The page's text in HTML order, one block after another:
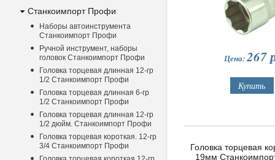
Станкоимпорт Профи
Наборы автоинструмента
Станкоимпорт Профи
Ручной инструмент, наборы
головок Станкоимпорт Профи
Головка торцевая длинная 12-гр
1/2 Станкоимпорт Профи
Головка торцевая длинная 6-гр
1/2 Станкоимпорт Профи
Головка торцевая длинная 12-гр
1/2 дюйм. Станкоимпорт Профи
Головка торцевая короткая. 12-гр
3/4 Станкоимпорт Профи
Цена:267
Головка торцевая
19мм